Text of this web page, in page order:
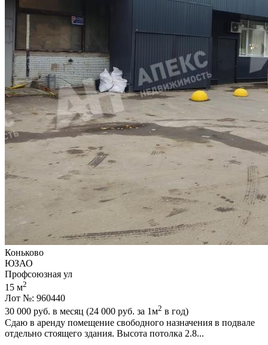
Коньково
ЮЗАО
Профсоюзная ул
15 м2
Лот №: 960440
30 000 руб. в месяц (24 000 руб. за 1м2 в год)
Сдаю в аренду помещение свободного назначения в подвале
отдельно стоящего здания. Высота потолка 2.8...